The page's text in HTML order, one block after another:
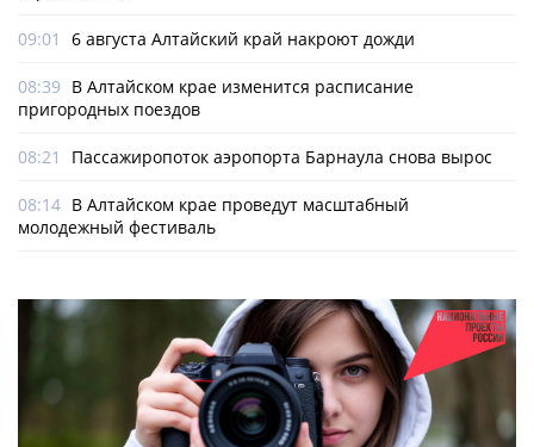
09:01 6 августа Алтайский край накроют дожди
08:39 В Алтайском крае изменится расписание
пригородных поездов
08:21 Пассажиропоток аэропорта Барнаула снова вырос
08:14 В Алтайском крае проведут масштабный
молодежный фестиваль